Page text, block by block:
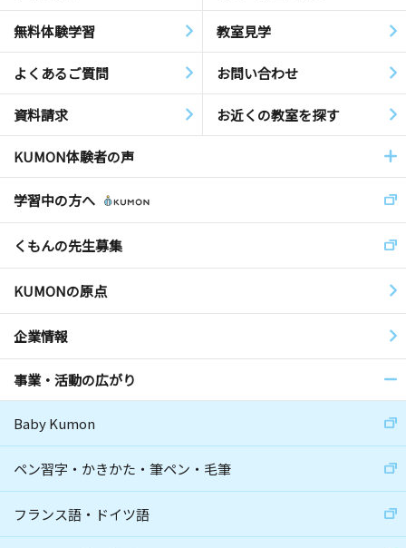
無料体験学習 教室見学
よくあるご質問 お問い合わせ
資料請求 お近くの教室を探す
KUMON体験者の声
学習中の方へ
くもんの先生募集
KUMONの原点
企業情報
事業・活動の広がり
Baby Kumon
ペン習字・かきかた・筆ペン・毛筆
フランス語・ドイツ語